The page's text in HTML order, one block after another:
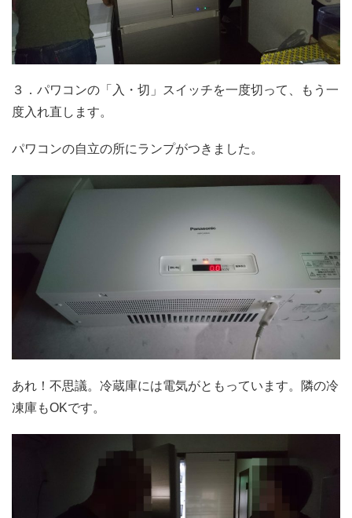
３．パワコンの「入・切」スイッチを一度切って、もう一
度入れ直します。
パワコンの自立の所にランプがつきました。
あれ！不思議。冷蔵庫には電気がともっています。隣の冷
凍庫もOKです。